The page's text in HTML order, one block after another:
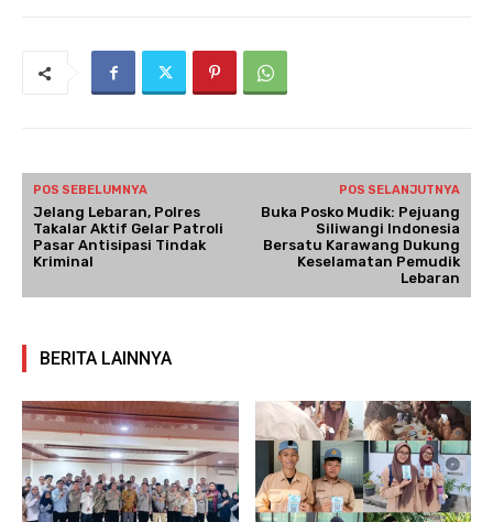
POS SEBELUMNYA
Jelang Lebaran, Polres
Takalar Aktif Gelar Patroli
Pasar Antisipasi Tindak
Kriminal
POS SELANJUTNYA
Buka Posko Mudik: Pejuang
Siliwangi Indonesia
Bersatu Karawang Dukung
Keselamatan Pemudik
Lebaran
BERITA LAINNYA